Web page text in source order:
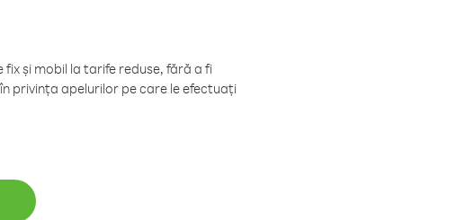
și mobil la tarife reduse, fără a fi
privința apelurilor pe care le efectuați